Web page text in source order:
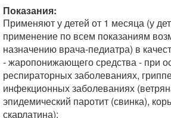
Показания:
Применяют у детей от 1 месяца (у
применение по всем показаниям
назначению врача-педиатра) в
- жаропонижающего средства - при
респираторных заболеваниях,
инфекционных заболеваниях
эпидемический паротит (свинка),
скарлатина);